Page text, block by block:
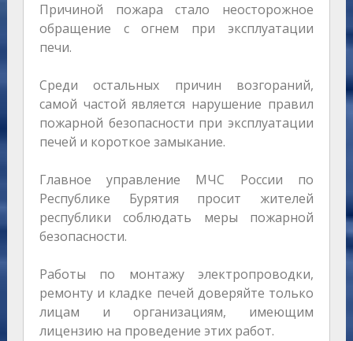
Причиной пожара стало неосторожное
обращение с огнем при эксплуатации
печи.
Среди остальных причин возгораний,
самой частой является нарушение правил
пожарной безопасности при эксплуатации
печей и короткое замыкание.
Главное управление МЧС России по
Республике Бурятия просит жителей
республики соблюдать меры пожарной
безопасности.
Работы по монтажу электропроводки,
ремонту и кладке печей доверяйте только
лицам и организациям, имеющим
лицензию на проведение этих работ.